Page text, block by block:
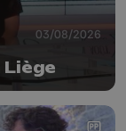
03/08/2026